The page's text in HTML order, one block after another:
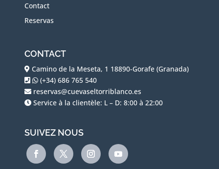
Contact
Reservas
CONTACT
Camino de la Meseta, 1 18890-Gorafe (Granada)
(+34) 686 765 540
reservas@cuevaseltorriblanco.es
Service à la clientèle: L – D: 8:00 à 22:00
SUIVEZ NOUS